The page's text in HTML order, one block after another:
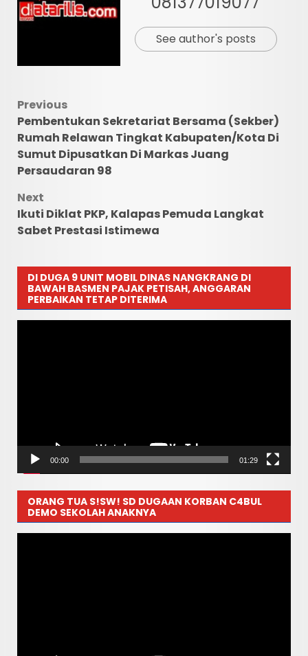
See author's posts
Post
navigation
Previous
Pembentukan Sekretariat Bersama (Sekber)
Rumah Relawan Tingkat Kabupaten/Kota Di
Sumut Dipusatkan Di Markas Juang
Persaudaran 98
Next
Ikuti Diklat PKP, Kalapas Pemuda Langkat
Sabet Prestasi Istimewa
DI DUGA 9 UNIT MOBIL DINAS NANGKRANG DI
BAWAH BASMEN PAJAK PETISAH, ANGGARAN
PERBAIKAN TETAP DITERIMA
00:00 01:29
ORANG TUA S!SW! SD DUGAAN KORBAN C4BUL
DEMO SEKOLAH ANAKNYA